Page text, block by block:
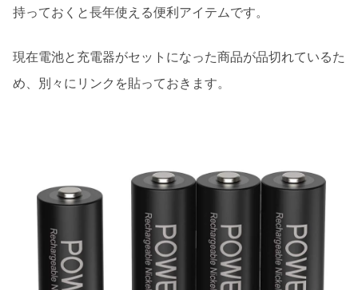
持っておくと長年使える便利アイテムです。
現在電池と充電器がセットになった商品が品切れているた
め、別々にリンクを貼っておきます。